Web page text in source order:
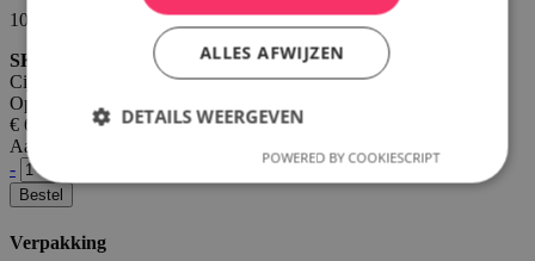
10 personen / € 6,95 pp
SKU
Cijfertaart 5
Op voorraad
€ 69,50
Aantal
-
Bestel
Verpakking
ALLES AFWIJZEN
DETAILS WEERGEVEN
POWERED BY COOKIESCRIPT